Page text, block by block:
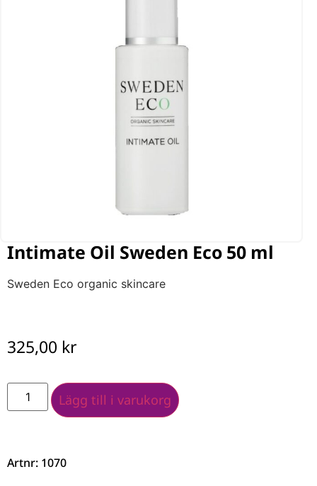
Intimate Oil Sweden Eco 50 ml
Sweden Eco organic skincare
325,00 kr
Lägg till i varukorg
Artnr: 1070